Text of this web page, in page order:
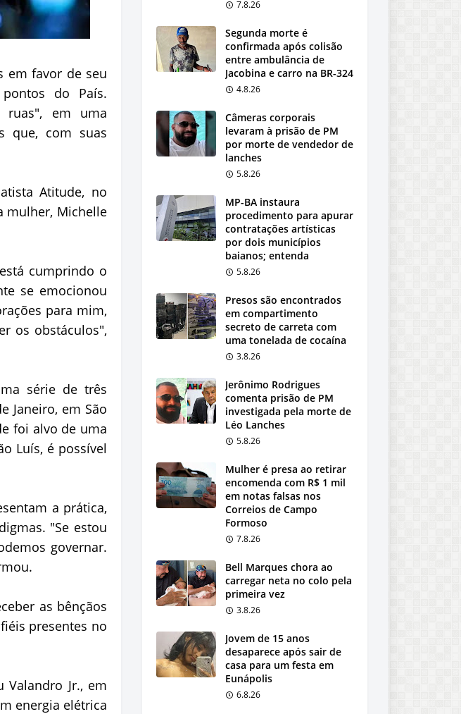
em favor de seu
do País.
em uma
que, com suas
Atitude, no
mulher, Michelle
cumprindo o
se emocionou
para mim,
os obstáculos",
série de três
Janeiro, em São
foi alvo de uma
Luís, é possível
a prática,
"Se estou
governar.
as bênçãos
presentes no
Valandro Jr., em
energia elétrica
7.8.26
Segunda morte é
confirmada após colisão
entre ambulância de
Jacobina e carro na BR-324
4.8.26
Câmeras corporais
levaram à prisão de PM
por morte de vendedor de
lanches
5.8.26
MP-BA instaura
procedimento para apurar
contratações artísticas
por dois municípios
baianos; entenda
5.8.26
Presos são encontrados
em compartimento
secreto de carreta com
uma tonelada de cocaína
3.8.26
Jerônimo Rodrigues
comenta prisão de PM
investigada pela morte de
Léo Lanches
5.8.26
Mulher é presa ao retirar
encomenda com R$ 1 mil
em notas falsas nos
Correios de Campo
Formoso
7.8.26
Bell Marques chora ao
carregar neta no colo pela
primeira vez
3.8.26
Jovem de 15 anos
desaparece após sair de
casa para um festa em
Eunápolis
6.8.26